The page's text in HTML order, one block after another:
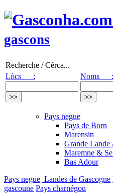
gascons
Recherche / Cèrca...
Lòcs :
Noms :
Pays negue
Pays de Born
Marensin
Grande Lande
Maremne &
Bas Adour
Pays negue Landes de Gascogne
gascoune Pays charnégou